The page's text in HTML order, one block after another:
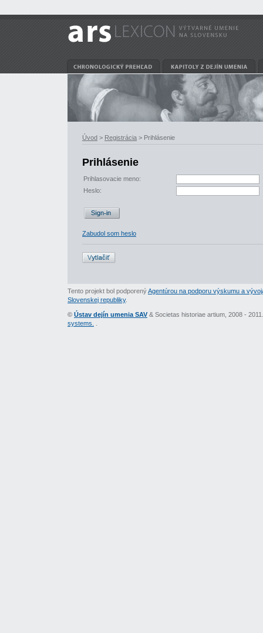
Úvod > Registrácia > Prihlásenie
Prihlásenie
Prihlasovacie meno:
Heslo:
Zabudol som heslo
Tento projekt bol podporenýAgentúrou na podporu výskumu a
Slovenskej republiky.
© Ústav dejín umenia SAV & Societas historiae artium, 2008 -
systems.